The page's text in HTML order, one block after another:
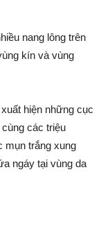
nang lông trên
kín và vùng
hiện những cục
các triệu
mụn trắng xung
ngáy tại vùng da